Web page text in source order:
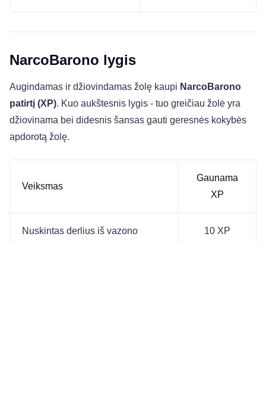
NarcoBarono lygis
Augindamas ir džiovindamas žolę kaupi NarcoBarono
patirtį (XP). Kuo aukštesnis lygis - tuo greičiau žolė yra
džiovinama bei didesnis šansas gauti geresnės kokybės
apdorotą žolę.
Veiksmas
Gaunama
XP
Nuskintas derlius iš vazono 10 XP